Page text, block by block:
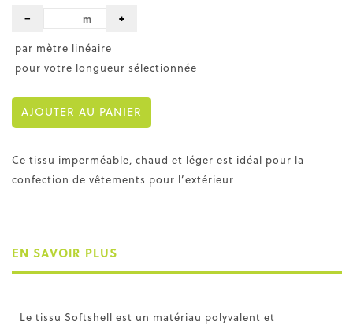
− +
m
par mètre linéaire
pour votre longueur sélectionnée
AJOUTER AU PANIER
Ce tissu imperméable, chaud et léger est idéal pour la
confection de vêtements pour l’extérieur
EN SAVOIR PLUS
Le tissu Softshell est un matériau polyvalent et